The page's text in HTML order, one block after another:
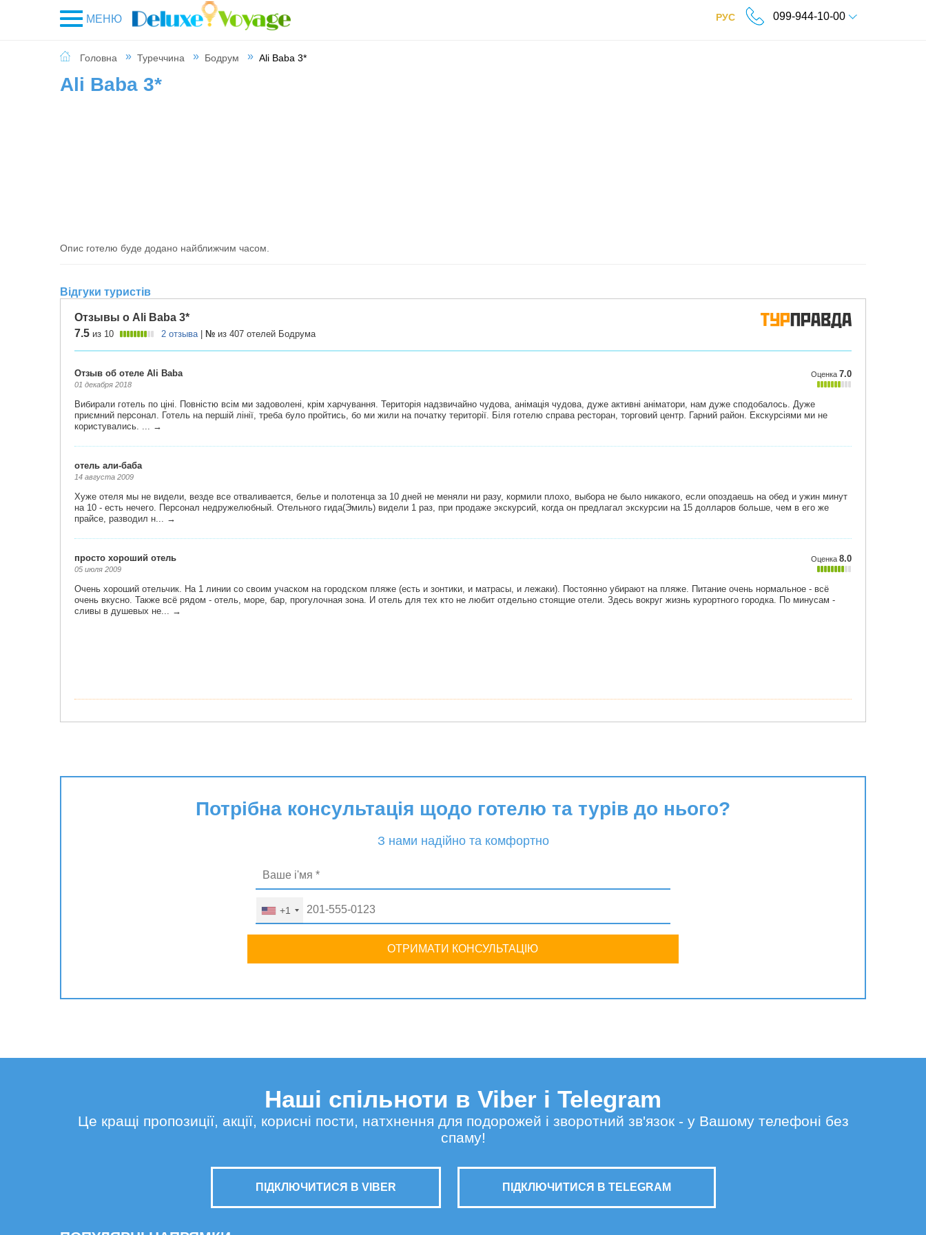
МЕНЮ 099-944-10-00
РУС
Головна Туреччина Бодрум Ali Baba 3*
Ali Baba 3*
Опис готелю буде додано найближчим часом.
Відгуки туристів
Потрібна консультація щодо готелю та турів до нього?
З нами надійно та комфортно
+1
ОТРИМАТИ КОНСУЛЬТАЦІЮ
Наші спільноти в Viber і Telegram
Це кращі пропозиції, акції, корисні пости, натхнення для подорожей і зворотний зв'язок - у Вашому телефоні без
спаму!
ПІДКЛЮЧИТИСЯ В VIBER ПІДКЛЮЧИТИСЯ В TELEGRAM